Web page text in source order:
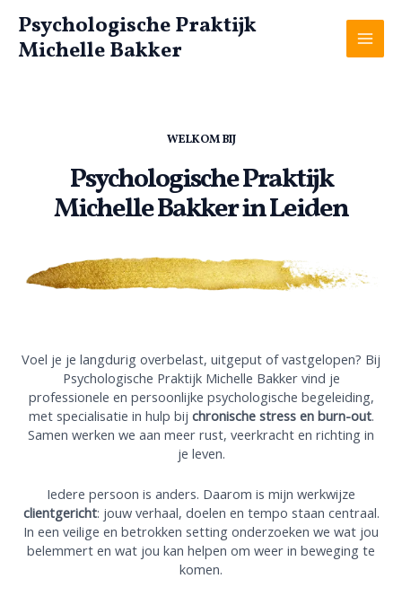
naarPsychologische Praktijk
Michelle Bakker
Main
WELKOM BIJ
Psychologische Praktijk
Michelle Bakker in Leiden
Voel je je langdurig overbelast, uitgeput of vastgelopen? Bij
Psychologische Praktijk Michelle Bakker vind je
professionele en persoonlijke psychologische begeleiding,
met specialisatie in hulp bij chronische stress en burn-out.
Samen werken we aan meer rust, veerkracht en richting in
je leven.
Iedere persoon is anders. Daarom is mijn werkwijze
clientgericht: jouw verhaal, doelen en tempo staan centraal.
In een veilige en betrokken setting onderzoeken we wat jou
belemmert en wat jou kan helpen om weer in beweging te
komen.